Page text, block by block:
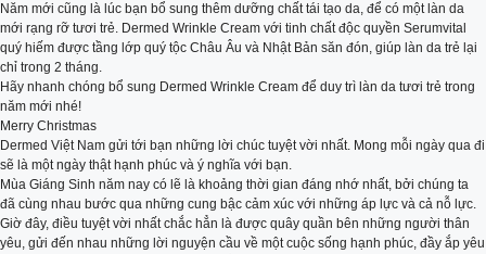
Năm mới cũng là lúc bạn bổ sung thêm dưỡng chất tái tạo da, để có một làn da
mới rạng rỡ tươi trẻ. Dermed Wrinkle Cream với tinh chất độc quyền Serumvital
quý hiếm được tầng lớp quý tộc Châu Âu và Nhật Bản săn đón, giúp làn da trẻ lại
chỉ trong 2 tháng.
Hãy nhanh chóng bổ sung Dermed Wrinkle Cream để duy trì làn da tươi trẻ trong
năm mới nhé!
Merry Christmas
Dermed Việt Nam gửi tới bạn những lời chúc tuyệt vời nhất. Mong mỗi ngày qua đi
sẽ là một ngày thật hạnh phúc và ý nghĩa với bạn.
Mùa Giáng Sinh năm nay có lẽ là khoảng thời gian đáng nhớ nhất, bởi chúng ta
đã cùng nhau bước qua những cung bậc cảm xúc với những áp lực và cả nỗ lực.
Giờ đây, điều tuyệt vời nhất chắc hẳn là được quây quần bên những người thân
yêu, gửi đến nhau những lời nguyện cầu về một cuộc sống hạnh phúc, đầy ắp yêu